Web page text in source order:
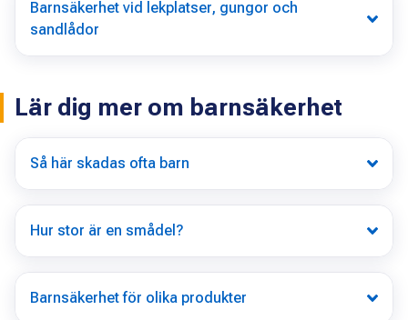
Barnsäkerhet vid lekplatser, gungor och
sandlådor
Lär dig mer om barnsäkerhet
Så här skadas ofta barn
Hur stor är en smådel?
Barnsäkerhet för olika produkter